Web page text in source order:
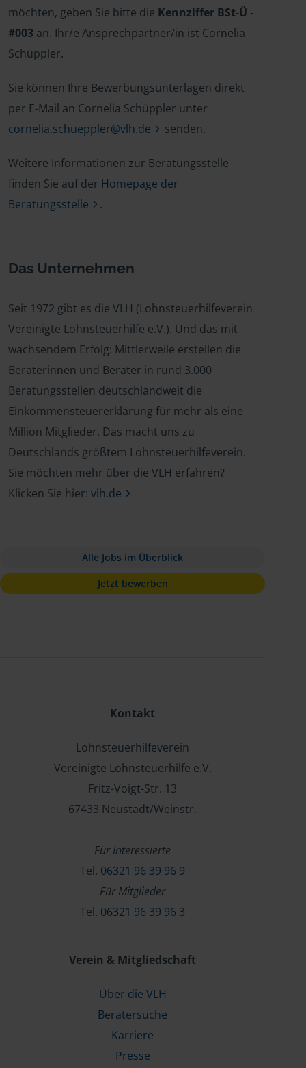
möchten, geben Sie bitte die Kennziffer BSt-Ü -
#003 an. Ihr/e Ansprechpartner/in ist Cornelia
Schüppler.
Sie können Ihre Bewerbungsunterlagen direkt
per E-Mail an Cornelia Schüppler unter
cornelia.schueppler@vlh.de
senden.
Weitere Informationen zur Beratungsstelle
finden Sie auf der Homepage der
Beratungsstelle
.
Das Unternehmen
Seit 1972 gibt es die VLH (Lohnsteuerhilfeverein
Vereinigte Lohnsteuerhilfe e.V.). Und das mit
wachsendem Erfolg: Mittlerweile erstellen die
Beraterinnen und Berater in rund 3.000
Beratungsstellen deutschlandweit die
Einkommensteuererklärung für mehr als eine
Million Mitglieder. Das macht uns zu
Deutschlands größtem Lohnsteuerhilfeverein.
Sie möchten mehr über die VLH erfahren?
Klicken Sie hier: vlh.de
Alle Jobs im Überblick
Jetzt bewerben
Kontakt
Lohnsteuerhilfeverein
Vereinigte Lohnsteuerhilfe e.V.
Fritz-Voigt-Str. 13
67433 Neustadt/Weinstr.
Für Interessierte
Tel. 06321 96 39 96 9
Für Mitglieder
Tel. 06321 96 39 96 3
Verein & Mitgliedschaft
Über die VLH
Beratersuche
Karriere
Presse